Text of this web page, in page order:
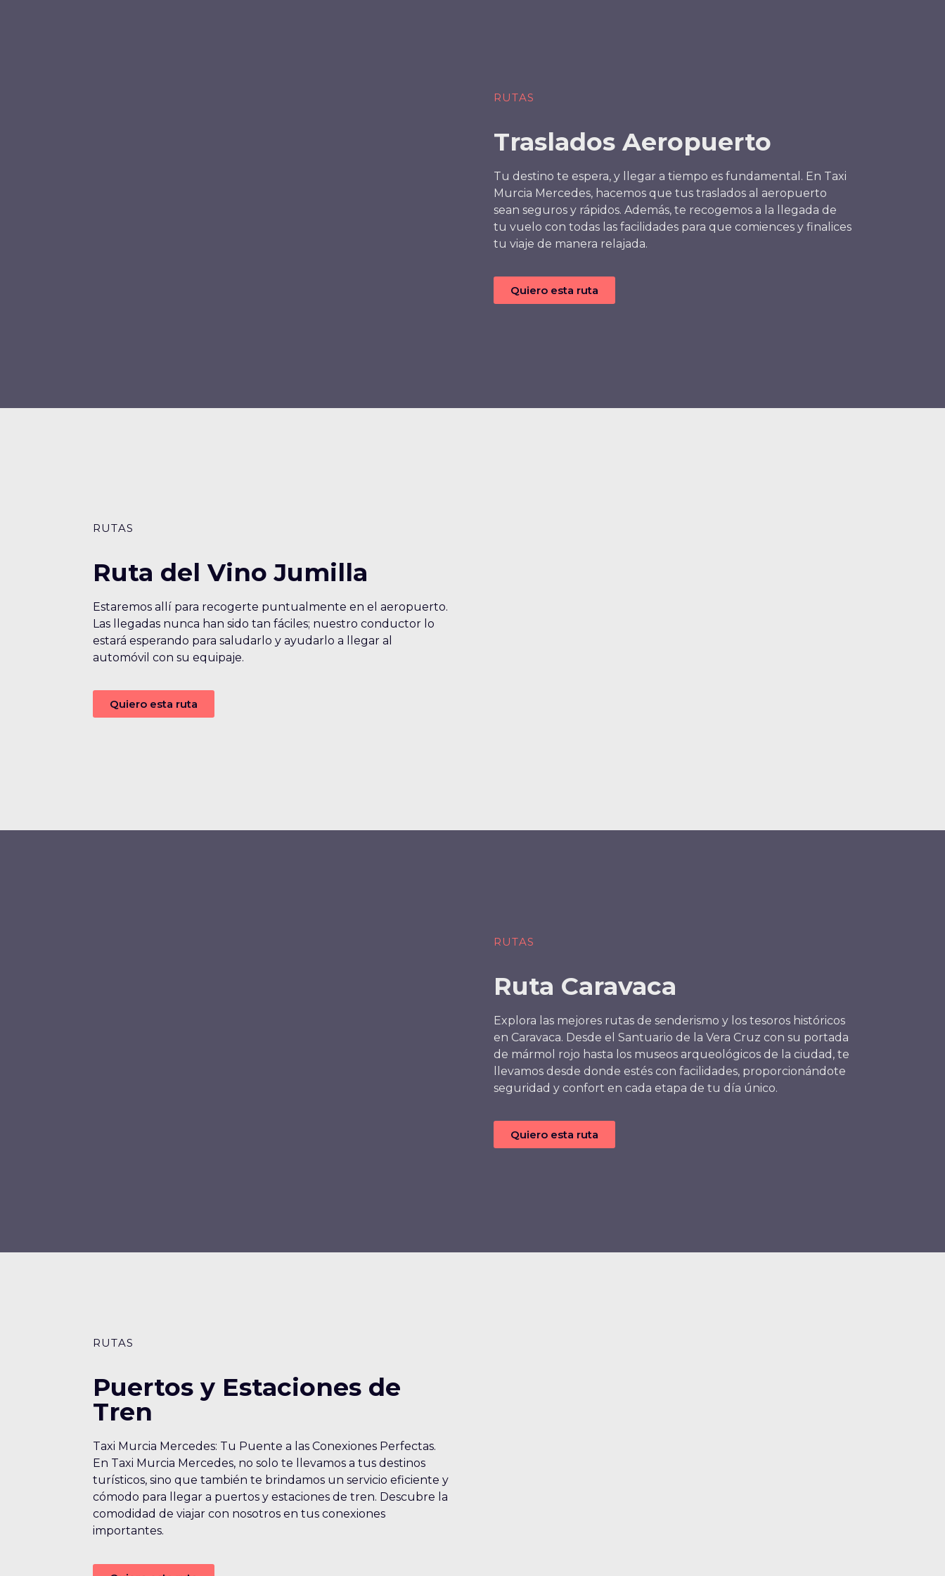
RUTAS
Traslados Aeropuerto
Tu destino te espera, y llegar a tiempo es fundamental. En Taxi
Murcia Mercedes, hacemos que tus traslados al aeropuerto
sean seguros y rápidos. Además, te recogemos a la llegada de
tu vuelo con todas las facilidades para que comiences y finalices
tu viaje de manera relajada.
Quiero esta ruta
RUTAS
Ruta del Vino Jumilla
Estaremos allí para recogerte puntualmente en el aeropuerto.
Las llegadas nunca han sido tan fáciles; nuestro conductor lo
estará esperando para saludarlo y ayudarlo a llegar al
automóvil con su equipaje.
Quiero esta ruta
RUTAS
Ruta Caravaca
Explora las mejores rutas de senderismo y los tesoros históricos
en Caravaca. Desde el Santuario de la Vera Cruz con su portada
de mármol rojo hasta los museos arqueológicos de la ciudad, te
llevamos desde donde estés con facilidades, proporcionándote
seguridad y confort en cada etapa de tu día único.
Quiero esta ruta
RUTAS
Puertos y Estaciones de
Tren
Taxi Murcia Mercedes: Tu Puente a las Conexiones Perfectas.
En Taxi Murcia Mercedes, no solo te llevamos a tus destinos
turísticos, sino que también te brindamos un servicio eficiente y
cómodo para llegar a puertos y estaciones de tren. Descubre la
comodidad de viajar con nosotros en tus conexiones
importantes.